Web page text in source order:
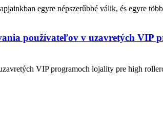
egyre népszerűbbé válik, és egyre
používateľov v uzavretých
VIP programoch lojality pre high